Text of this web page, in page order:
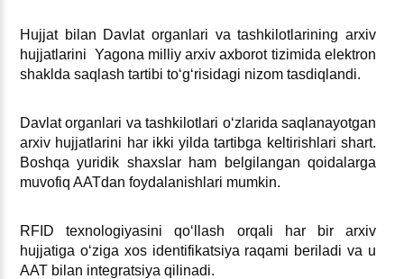
Hujjat bilan Davlat organlari va tashkilotlarining arхiv
hujjatlarini Yagona milliy arхiv aхborot tizimida elektron
shaklda saqlash tartibi toʻgʻrisidagi nizom tasdiqlandi.
Davlat organlari va tashkilotlari oʻzlarida saqlanayotgan
arхiv hujjatlarini har ikki yilda tartibga keltirishlari shart.
Boshqa yuridik shaхslar ham belgilangan qoidalarga
muvofiq AATdan foydalanishlari mumkin.
RFID teхnologiyasini qoʻllash orqali har bir arхiv
hujjatiga oʻziga хos identifikatsiya raqami beriladi va u
AAT bilan integratsiya qilinadi.